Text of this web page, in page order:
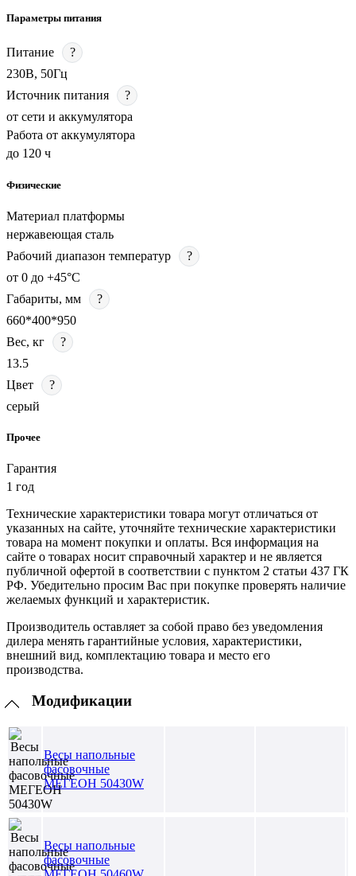
Параметры питания
Питание
?
230В, 50Гц
Источник питания
?
от сети и аккумулятора
Работа от аккумулятора
до 120 ч
Физические
Материал платформы
нержавеющая сталь
Рабочий диапазон температур
?
от 0 до +45°C
Габариты, мм
?
660*400*950
Вес, кг
?
13.5
Цвет
?
серый
Прочее
Гарантия
1 год
Технические характеристики товара могут отличаться от
указанных на сайте, уточняйте технические характеристики
товара на момент покупки и оплаты. Вся информация на
сайте о товарах носит справочный характер и не является
публичной офертой в соответствии с пунктом 2 статьи 437 ГК
РФ. Убедительно просим Вас при покупке проверять наличие
желаемых функций и характеристик.
Производитель оставляет за собой право без уведомления
дилера менять гарантийные условия, характеристики,
внешний вид, комплектацию товара и место его
производства.
Модификации
Весы напольные
фасовочные
МЕГЕОН 50430W
Весы напольные
фасовочные